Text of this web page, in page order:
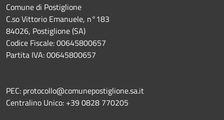
Comune di Postiglione
C.so Vittorio Emanuele, n°183
84026, Postiglione (SA)
Codice Fiscale: 00645800657
Partita IVA: 00645800657
PEC: protocollo@comunepostiglione.sa.it
Centralino Unico: +39 0828 770205